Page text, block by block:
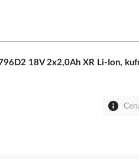
18V 2x2,0Ah XR Li-Ion,